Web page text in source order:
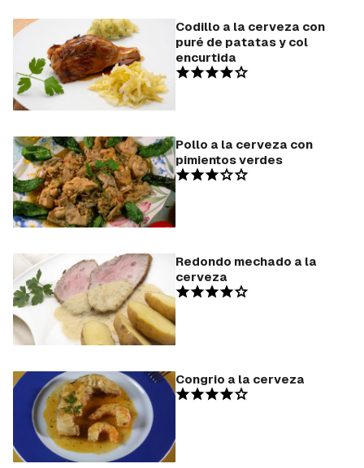
Codillo a la cerveza con
puré de patatas y col
encurtida
Pollo a la cerveza con
pimientos verdes
Redondo mechado a la
cerveza
Congrio a la cerveza